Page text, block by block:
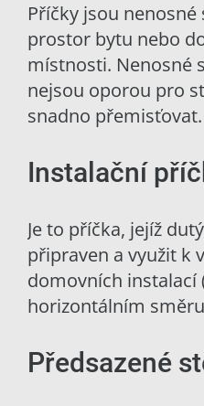
Příčky jsou
prostor bytu nebo
místnosti. Nenosné
nejsou oporou pro
snadno přemisťovat.
Instalační
Je to příčka, jejíž
připraven a využit k
domovních instalací
horizontálním
Předsazené